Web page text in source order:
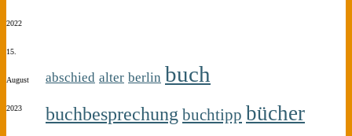
2022
15.
August
2023
abschied alter berlin buch
buchbesprechung buchtipp bücher